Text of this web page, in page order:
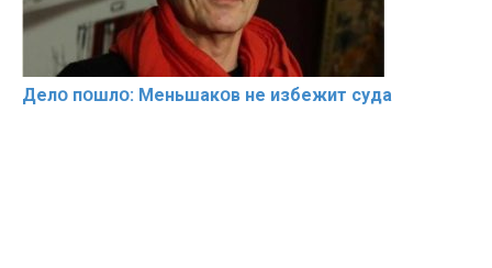
Делօ пօшлօ: Меньшакօв не избeжит cyдa